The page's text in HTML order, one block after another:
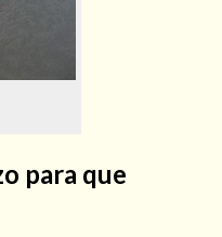
para que